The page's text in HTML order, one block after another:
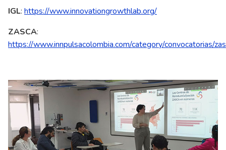
IGL: https://www.innovationgrowthlab.org/
ZASCA:
https://www.innpulsacolombia.com/category/convocatorias/